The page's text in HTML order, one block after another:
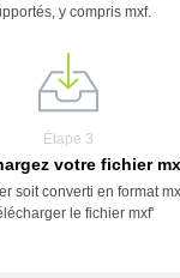
y compris mxf.
Étape 3
votre fichier
soit converti en format
le fichier mxf'